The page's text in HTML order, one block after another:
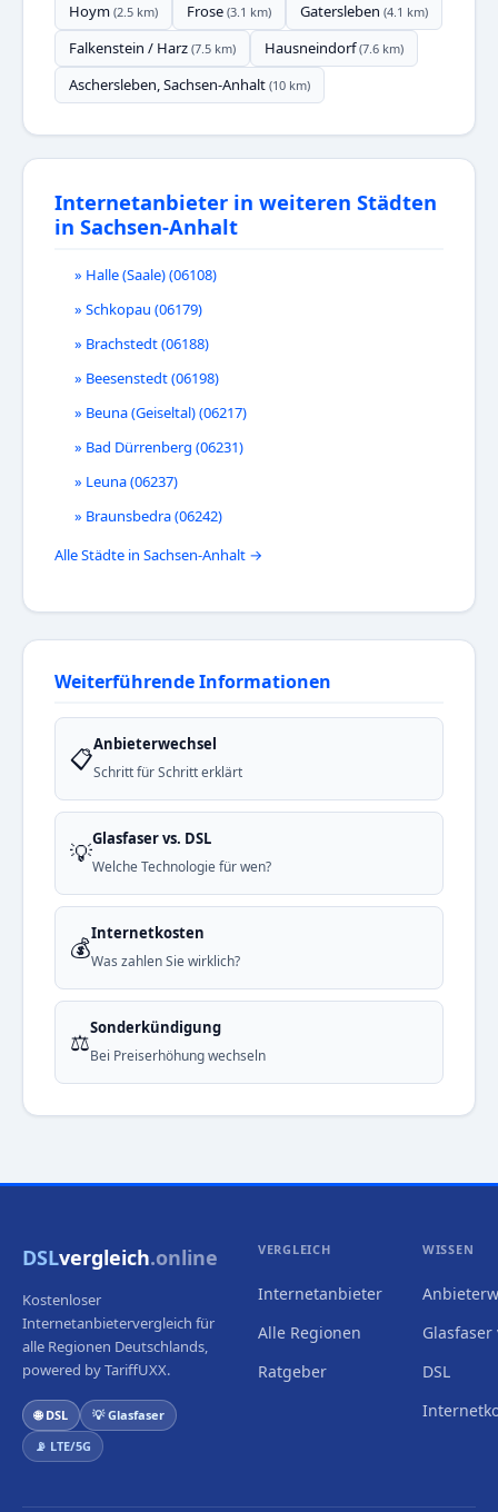
Hoym (2.5 km) Frose (3.1 km) Gatersleben (4.1 km)
Falkenstein / Harz (7.5 km) Hausneindorf(7.6 km)
Aschersleben, Sachsen-Anhalt (10 km)
Internetanbieter in weiteren Städten
in Sachsen-Anhalt
» Halle (Saale) (06108)
» Schkopau (06179)
» Brachstedt (06188)
» Beesenstedt (06198)
» Beuna (Geiseltal) (06217)
» Bad Dürrenberg (06231)
» Leuna (06237)
» Braunsbedra (06242)
Alle Städte in Sachsen-Anhalt →
Weiterführende Informationen
📋Anbieterwechsel
Schritt für Schritt erklärt
💡Glasfaser vs. DSL
Welche Technologie für wen?
💰Internetkosten
Was zahlen Sie wirklich?
⚖️Sonderkündigung
Bei Preiserhöhung wechseln
DSLvergleich.online
Kostenloser
Internetanbietervergleich für
alle Regionen Deutschlands,
powered by TariffUXX.
🌐 DSL
💡 Glasfaser
📡 LTE/5G
VERGLEICH
Internetanbieter
Alle Regionen
Ratgeber
WISSEN
Glasfaser
DSL